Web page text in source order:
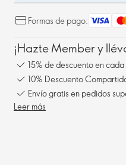
Formas de pago:
¡Hazte Member y
15% de descuento en
10% Descuento
Envío gratis en pedidos
Leer más